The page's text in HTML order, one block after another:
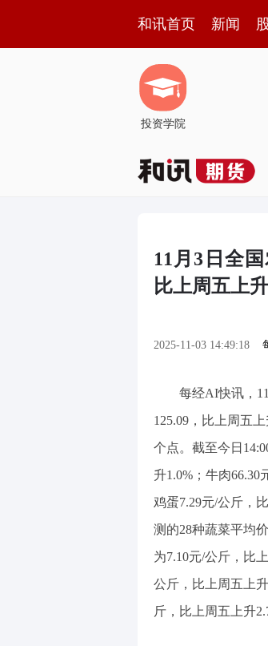
和讯首页 新闻
投资学院
11月3日全
比上周五上
2025-11-03 14:49:18
每经AI快讯，
125.09，比上周五
个点。截至今日
升1.0%；牛肉66.30
鸡蛋7.29元/公斤，
测的28种蔬菜平均
为7.10元/公斤，比
公斤，比上周五上
斤，比上周五上升